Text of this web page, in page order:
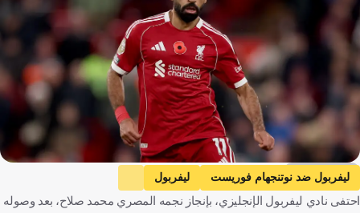
Getty Images
ليفربول ضد نوتنجهام فوريست
ليفربول
نوتنجهام فوريست
الدوري الإنجليزي الممتاز
محمد صلاح
احتفى نادي ليفربول الإنجليزي، بإنجاز نجمه المصري محمد صلاح، بعد وصوله